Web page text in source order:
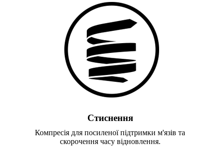
Стиснення
Компресія для посиленої підтримки м'язів та
скорочення часу відновлення.